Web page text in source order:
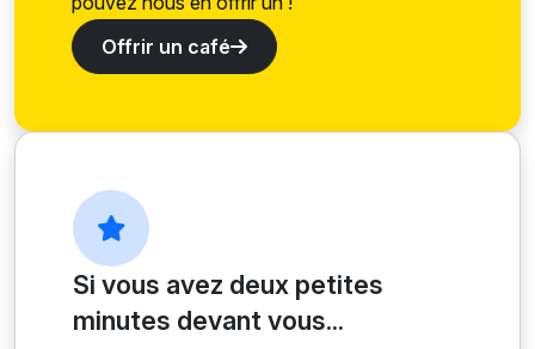
Offrir un café
Si vous avez deux petites
minutes devant vous...